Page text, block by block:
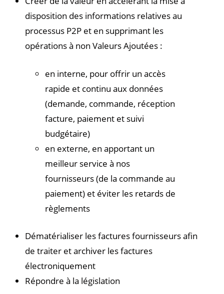
disposition des informations relatives au
processus P2P et en supprimant les
opérations à non Valeurs Ajoutées :
en interne, pour offrir un accès
rapide et continu aux données
(demande, commande, réception
facture, paiement et suivi
budgétaire)
en externe, en apportant un
meilleur service à nos
fournisseurs (de la commande au
paiement) et éviter les retards de
règlements
Dématérialiser les factures fournisseurs afin
de traiter et archiver les factures
électroniquement
Répondre à la législation